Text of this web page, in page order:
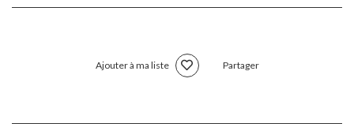
Ajouter à ma liste Partager